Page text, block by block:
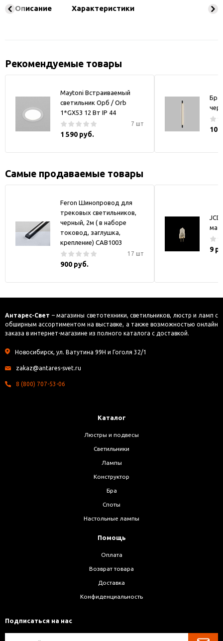
Описание Характеристики
Рекомендуемые товары
Maytoni Встраиваемый
светильник Орб / Orb
1*GX53 12 Вт IP 44
7 шт
1 590 руб.
Бра
10
Самые продаваемые товары
Feron Шинопровод для
трековых светильников,
черный, 2м ( в наборе
токовод, заглушка,
крепление) CAB1003
17 шт
900 руб.
JCD
9
Антарес-Свет – магазины светотехники, светильников, люстр и ламп с
обширным ассортиментом на выставке, а также возможностью онлайн
заказа в интернет-магазине из полного каталога с доставкой.
Новосибирск, ул. Ватутина 99Н и Гоголя 32/1
zakaz@antares-svet.ru
8 (800) 707-53-06
Каталог
Люстры и подвесы
Светильники
Лампы
Конструктор
Бра
Споты
Настольные лампы
Помощь
Оплата
Возврат товара
Доставка
Конфиденциальность
Подписаться на нас